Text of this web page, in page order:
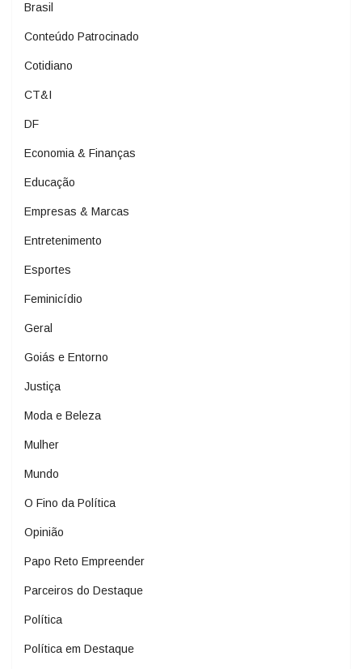
Brasil
Conteúdo Patrocinado
Cotidiano
CT&I
DF
Economia & Finanças
Educação
Empresas & Marcas
Entretenimento
Esportes
Feminicídio
Geral
Goiás e Entorno
Justiça
Moda e Beleza
Mulher
Mundo
O Fino da Política
Opinião
Papo Reto Empreender
Parceiros do Destaque
Política
Política em Destaque